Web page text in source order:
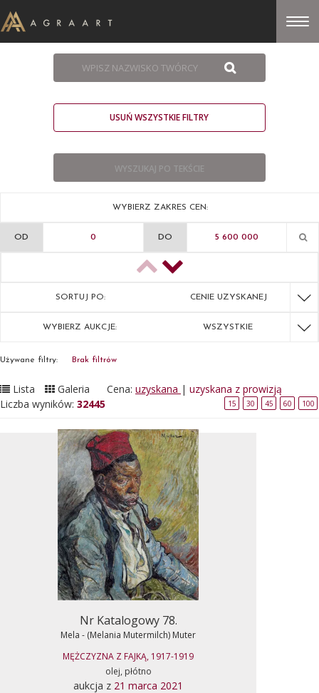
USUŃ WSZYSTKIE FILTRY
WYBIERZ ZAKRES CEN:
OD DO
SORTUJ PO: CENIE UZYSKANEJ
WYBIERZ AUKCJE: WSZYSTKIE
Używane filtry: Brak filtrów
Lista Galeria Cena: uzyskana | uzyskana z prowizją
Liczba wyników: 32445 15 30 45 60 100
Nr Katalogowy 78.
Mela - (Melania Mutermilch) Muter
MĘŻCZYZNA Z FAJKĄ, 1917-1919
olej, płótno
aukcja z 21 marca 2021